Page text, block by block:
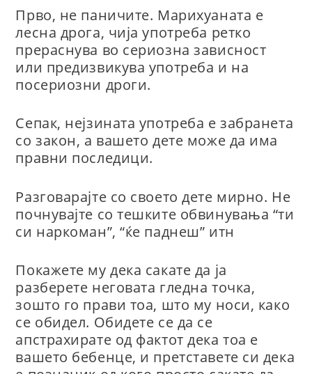
Прво, не паничите. Марихуаната е
лесна дрога, чија употреба ретко
прераснува во сериозна зависност
или предизвикува употреба и на
посериозни дроги.
Сепак, нејзината употреба е забранета
со закон, а вашето дете може да има
правни последици.
Разговарајте со своето дете мирно. Не
почнувајте со тешките обвинувања “ти
си наркоман”, “ќе паднеш” итн
Покажете му дека сакате да ја
разберете неговата гледна точка,
зошто го прави тоа, што му носи, како
се обидел. Обидете се да се
апстрахирате од фактот дека тоа е
вашето бебенце, и претставете си дека